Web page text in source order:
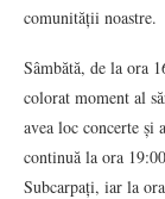
comunității noastre.
Sâmbătă, de la ora
colorat moment al
avea loc concerte și
continuă la ora
Subcarpați, iar la